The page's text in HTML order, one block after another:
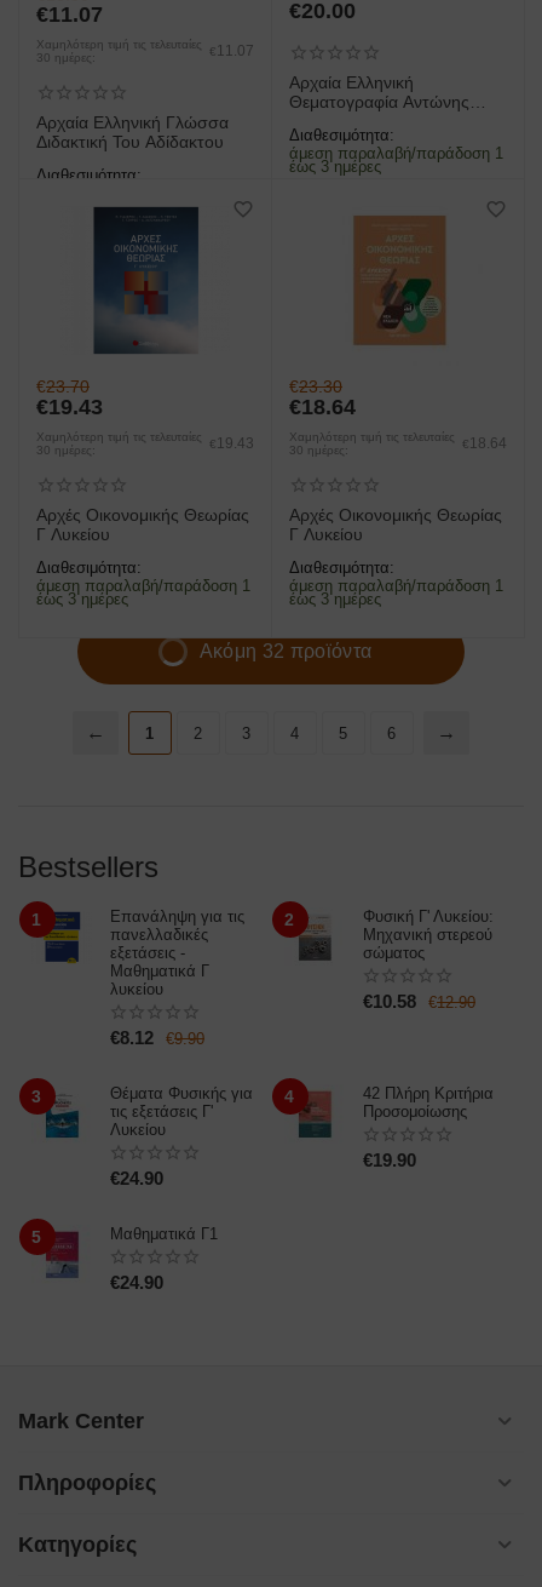
€11.07
Χαμηλότερη τιμή τις τελευταίες
30 ημέρες:
€ 11.07
Αρχαία Ελληνική Γλώσσα
Διδακτική Του Αδίδακτου
Διαθεσιμότητα:
έως 3 ημέρες
€20.00
Αρχαία Ελληνική
Θεματογραφία Αντώνης
Διαθεσιμότητα:
άμεση παραλαβή/παράδοση 1
έως 3 ημέρες
€23.70
€19.43
Χαμηλότερη τιμή τις τελευταίες
30 ημέρες:
€ 19.43
Αρχές Οικονομικής Θεωρίας
Γ Λυκείου
Διαθεσιμότητα:
άμεση παραλαβή/παράδοση 1
έως 3 ημέρες
€23.30
€18.64
Χαμηλότερη τιμή τις τελευταίες
30 ημέρες:
€ 18.64
Αρχές Οικονομικής Θεωρίας
Γ Λυκείου
Διαθεσιμότητα:
άμεση παραλαβή/παράδοση 1
έως 3 ημέρες
Ακόμη 32 προϊόντα
1 2 3 4 5 6
Bestsellers
1
Επανάληψη για τις
πανελλαδικές
εξετάσεις -
Μαθηματικά Γ
λυκείου
€9.90
€8.12
2
Φυσική Γ' Λυκείου:
Μηχανική στερεού
σώματος
€12.90
€10.58
3
Θέματα Φυσικής για
τις εξετάσεις Γ'
Λυκείου
€24.90
4
42 Πλήρη Κριτήρια
Προσομοίωσης
€19.90
5 Μαθηματικά Γ1
€24.90
Mark Center
Πληροφορίες
Κατηγορίες